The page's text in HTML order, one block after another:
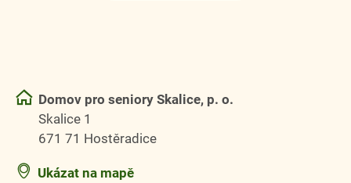
Domov pro seniory Skalice, p. o.
Skalice 1
671 71 Hostěradice
Ukázat na mapě